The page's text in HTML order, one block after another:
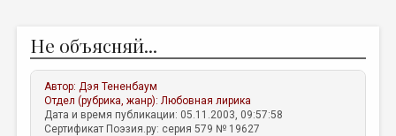
ЖАНРЫ
АВТОРЫ
КОММЕНТАРИИ
Не объясняй...
Автор:Дэя Тененбаум
Отдел (рубрика, жанр):Любовная лирика
Дата и время публикации: 05.11.2003, 09:57:58
Сертификат Поэзия.ру: серия 579 № 19627